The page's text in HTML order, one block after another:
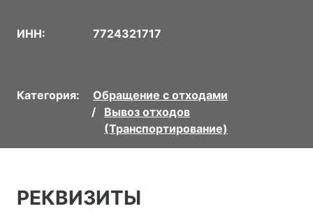
ИНН: 7724321717
Категория:
Обращение с отходами
Вывоз отходов
(Транспортирование)
РЕКВИЗИТЫ